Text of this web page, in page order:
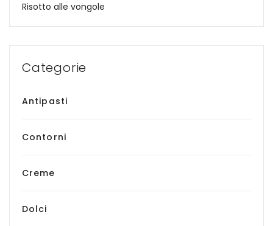
Risotto alle vongole
Categorie
Antipasti
Contorni
Creme
Dolci